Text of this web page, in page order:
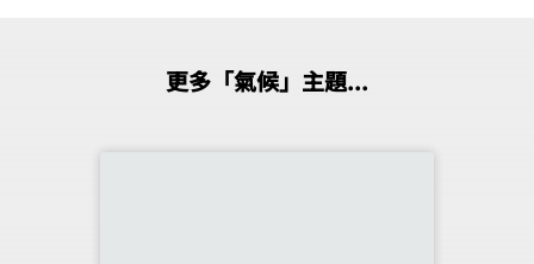
更多「氣候」主題...